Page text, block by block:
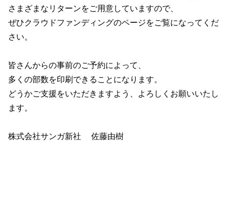
さまざまなリターンをご用意していますので、
ぜひクラウドファンディングのページをご覧になってくだ
さい。
皆さんからの事前のご予約によって、
多くの部数を印刷できることになります。
どうかご支援をいただきますよう、よろしくお願いいたし
ます。
株式会社サンガ新社 佐藤由樹